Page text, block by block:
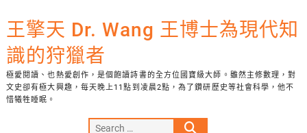
to
content
王擎天 Dr. Wang 王博士為現代知
識的狩獵者
極愛閱讀、也熱愛創作，是個飽讀詩書的全方位國寶級大師。雖然主修數理，對
文史卻有極大興趣，每天晚上11點到凌晨2點，為了鑽研歷史等社會科學，他不
惜犧牲睡眠。
Search